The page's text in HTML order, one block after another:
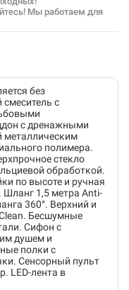
Мы работаем для
без
с
с дренажными
металлическим
полимера.
стекло
обработкой.
по высоте и ручная
1,5 метра Anti-
360°. Верхний и
Бесшумные
Сифон с
душем и
полки с
Сенсорный пульт
LED-лента в